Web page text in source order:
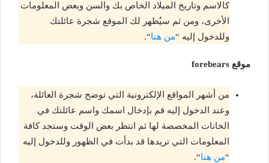
كالاسم وتاريخ الميلاد الخاص بك والسن وبعض المعلومات
الأخرى، ومن ثم سيُظهر لك الموقع شجرة عائلتك
وللدخول إليه “من هنا“.
موقع forebears
من أشهر المواقع الإلكترونية التي توضح شجرة العائلة،
وعند الدخول إليه قم بإدخال اسمك واسم عائلتك في
الخانات المخصصة لها ثم انتظر بعض الوقت وستجد كافة
المعلومات التي تريدها قد بدأت في الظهور وللدخول إليه
“من هنا“.